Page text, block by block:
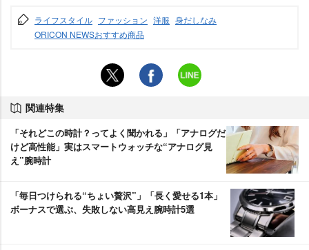
ライフスタイル ファッション 洋服 身だしなみ
ORICON NEWSおすすめ商品
関連特集
「それどこの時計？ってよく聞かれる」「アナログだ
けど高性能」実はスマートウォッチな“アナログ見
え”腕時計
「毎日つけられる“ちょい贅沢”」「長く愛せる1本」
ボーナスで選ぶ、失敗しない高見え腕時計5選